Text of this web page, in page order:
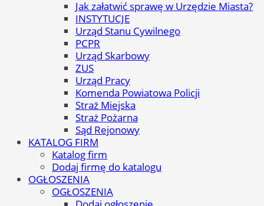
Jak załatwić sprawę w Urzędzie Miasta?
INSTYTUCJE
Urząd Stanu Cywilnego
PCPR
Urząd Skarbowy
ZUS
Urząd Pracy
Komenda Powiatowa Policji
Straż Miejska
Straż Pożarna
Sąd Rejonowy
KATALOG FIRM
Katalog firm
Dodaj firmę do katalogu
OGŁOSZENIA
OGŁOSZENIA